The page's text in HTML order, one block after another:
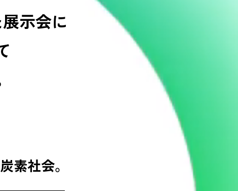
示会に
素社会。